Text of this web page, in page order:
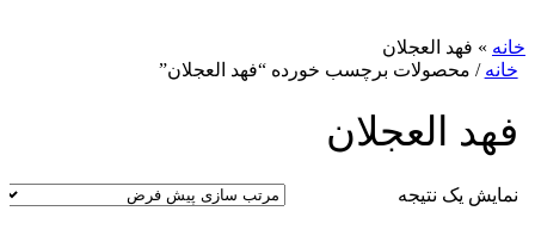
خانه » فهد العجلان
خانه / محصولات برچسب خورده “فهد العجلان”
فهد العجلان
نمایش یک نتیجه